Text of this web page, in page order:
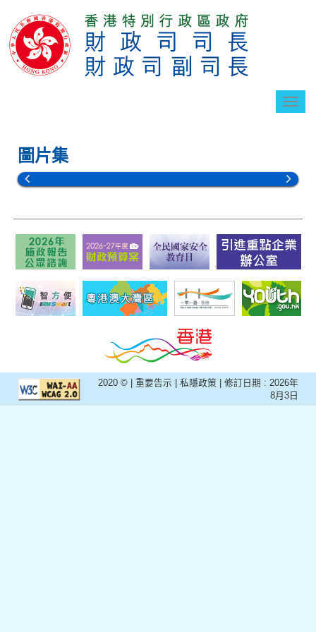
切
圖片集
2020 © | 重要告示 | 私隱政策 | 修訂日期 : 2026年
8月3日